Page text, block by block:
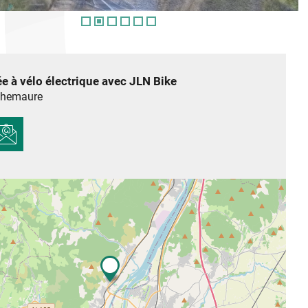
à vélo électrique avec JLN Bike